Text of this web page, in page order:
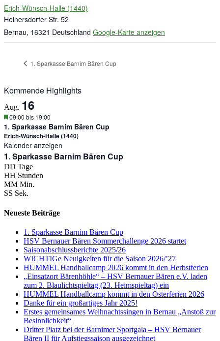
Erich-Wünsch-Halle (1440)
Heinersdorfer Str. 52
Bernau, 16321 Deutschland Google-Karte anzeigen
1. Sparkasse Barnim Bären Cup
Kommende Highlights
Aug. 16
Hervorgehoben
09:00 bis 19:00
1. Sparkasse Barnim Bären Cup
Erich-Wünsch-Halle (1440)
Kalender anzeigen
1. Sparkasse Barnim Bären Cup
DD Tage
HH Stunden
MM Min.
SS Sek.
Neueste Beiträge
1. Sparkasse Barnim Bären Cup
HSV Bernauer Bären Sommerchallenge 2026 startet
Saisonabschlussberichte 2025/26
WICHTIGe Neuigkeiten für die Saison 2026/’27
HUMMEL Handballcamp 2026 kommt in den Herbstferien
„Einsatzort Bärenhöhle“ – HSV Bernauer Bären e.V. laden
zum 2. Blaulichtspieltag (23. Heimspieltag) ein
HUMMEL Handballcamp kommt in den Osterferien 2026
Danke für ein großartiges Jahr 2025!
Erstes gemeinsames Weihnachtssingen in Bernau „Anstoß zur
Besinnlichkeit“
Dritter Platz bei der Barnimer Sportgala – HSV Bernauer
Bären II für Aufstiegssaison ausgezeichnet